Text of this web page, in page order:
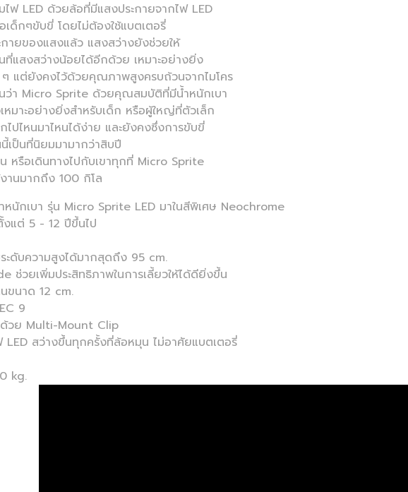
ฟ LED ด้วยล้อที่มีแสงประกายจากไฟ LED
ด็กๆขับขี่ โดยไม่ต้องใช้แบตเตอรี่
ายของแสงแล้ว แสงสว่างยังช่วยให้
ที่แสงสว่างน้อยได้อีกด้วย เหมาะอย่างยิ่ง
ๆ แต่ยังคงไว้ด้วยคุณภาพสูงครบถ้วนจากไมโคร
ว่า Micro Sprite ด้วยคุณสมบัติที่มีน้ำหนักเบา
มาะอย่างยิ่งสำหรับเด็ก หรือผู้ใหญ่ที่ตัวเล็ก
ไปไหนมาไหนได้ง่าย และยังคงซึ่งการขับขี่
เป็นที่นิยมมามากว่าสิบปี
น หรือเดินทางไปกับเขาทุกที่ Micro Sprite
านมากถึง 100 กิโล
หนักเบา รุ่น Micro Sprite LED มาในสีพิเศษ Neochrome
งแต่ 5 - 12 ปีขึ้นไป
ดับความสูงได้มากสุดถึง 95 cm.
ช่วยเพิ่มประสิทธิภาพในการเลี้ยวให้ได้ดียิ่งขึ้น
ขนาด 12 cm.
9
วย Multi-Mount Clip
สว่างขึ้นทุกครั้งที่ล้อหมุน ไม่อาศัยแบตเตอรี่
kg.